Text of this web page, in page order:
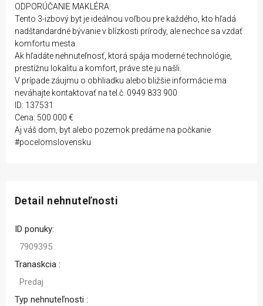
ODPORÚČANIE MAKLÉRA:
Tento 3-izbový byt je ideálnou voľbou pre každého, kto hľadá
nadštandardné bývanie v blízkosti prírody, ale nechce sa vzdať
komfortu mesta.
Ak hľadáte nehnuteľnosť, ktorá spája moderné technológie,
prestížnu lokalitu a komfort, práve ste ju našli.
V prípade záujmu o obhliadku alebo bližšie informácie ma
neváhajte kontaktovať na tel.č. 0949 833 900
ID: 137531
Cena: 500 000 €
Aj váš dom, byt alebo pozemok predáme na počkanie
#pocelomslovensku
Detail nehnuteľnosti
ID ponuky:
7909395
Tranaskcia :
Predaj
Typ nehnuteľnosti :